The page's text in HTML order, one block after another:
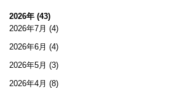
2026年 (43)
2026年7月 (4)
2026年6月 (4)
2026年5月 (3)
2026年4月 (8)